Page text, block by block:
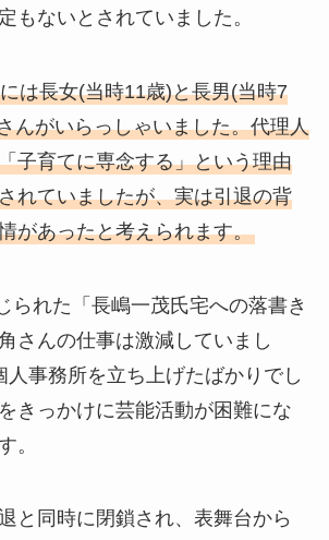
もないとされていました。
は長女(当時11歳)と長男(当時7
んがいらっしゃいました。代理人
子育てに専念する」という理由
れていましたが、実は引退の背
があったと考えられます。
られた「長嶋一茂氏宅への落書き
さんの仕事は激減していまし
人事務所を立ち上げたばかりでし
きっかけに芸能活動が困難にな
。
と同時に閉鎖され、表舞台から